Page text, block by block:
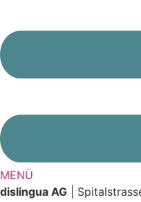
MENÜ
dislingua AG |